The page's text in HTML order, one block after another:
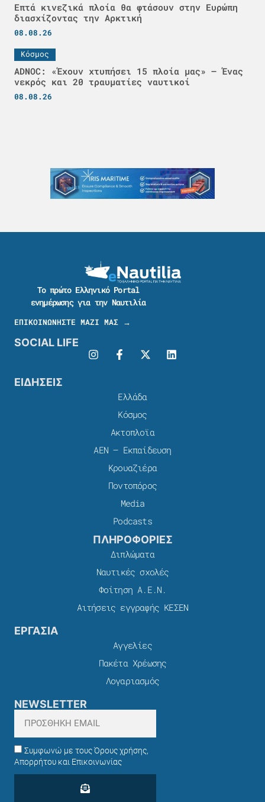
Επτά κινεζικά πλοία θα φτάσουν στην Ευρώπη
διασχίζοντας την Αρκτική
08.08.26
Κόσμος
ADNOC: «Έχουν χτυπήσει 15 πλοία μας» – Ένας
νεκρός και 20 τραυματίες ναυτικοί
08.08.26
Το πρώτο Ελληνικό Portal
ενημέρωσης για την Ναυτιλία
ΕΠΙΚΟΙΝΩΝΗΣΤΕ ΜΑΖΙ ΜΑΣ →
SOCIAL LIFE
ΕΙΔΗΣΕΙΣ
Ελλάδα
Κόσμος
Ακτοπλοϊα
ΑΕΝ – Εκπαίδευση
Κρουαζιέρα
Ποντοπόρος
Media
Podcasts
ΠΛΗΡΟΦΟΡΙΕΣ
Διπλώματα
Ναυτικές σχολές
Φοίτηση Α.Ε.Ν.
Αιτήσεις εγγραφής ΚΕΣΕΝ
ΕΡΓΑΣΙΑ
Αγγελίες
Πακέτα Χρέωσης​
Λογαριασμός
NEWSLETTER
Συμφωνώ με τους Όρους χρήσης,
Απορρήτου και Επικοινωνίας